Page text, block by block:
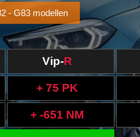
- G83 modellen
Vip-R
+ 75 PK
+ -651 NM